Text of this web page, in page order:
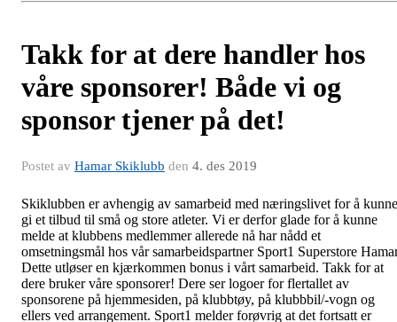
Takk for at dere handler hos
våre sponsorer! Både vi og
sponsor tjener på det!
Postet av Hamar Skiklubb den 4. des 2019
Skiklubben er avhengig av samarbeid med næringslivet for å kunne
gi et tilbud til små og store atleter. Vi er derfor glade for å kunne
melde at klubbens medlemmer allerede nå har nådd et
omsetningsmål hos vår samarbeidspartner Sport1 Superstore
Dette utløser en kjærkommen bonus i vårt samarbeid. Takk for at
dere bruker våre sponsorer! Dere ser logoer for flertallet av
sponsorene på hjemmesiden, på klubbtøy, på klubbbil/-vogn og
ellers ved arrangement. Sport1 melder forøvrig at det fortsatt er